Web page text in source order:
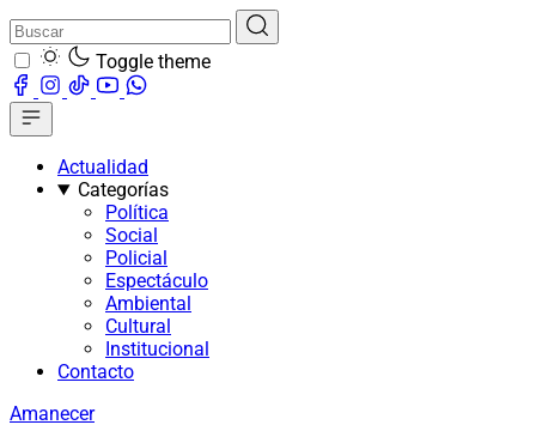
Toggle theme
Actualidad
Categorías
Política
Social
Policial
Espectáculo
Ambiental
Cultural
Institucional
Contacto
Amanecer